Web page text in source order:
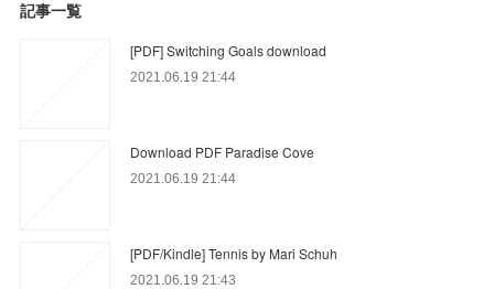
記事一覧
[PDF] Switching Goals download
2021.06.19 21:44
Download PDF Paradise Cove
2021.06.19 21:44
[PDF/Kindle] Tennis by Mari Schuh
2021.06.19 21:43